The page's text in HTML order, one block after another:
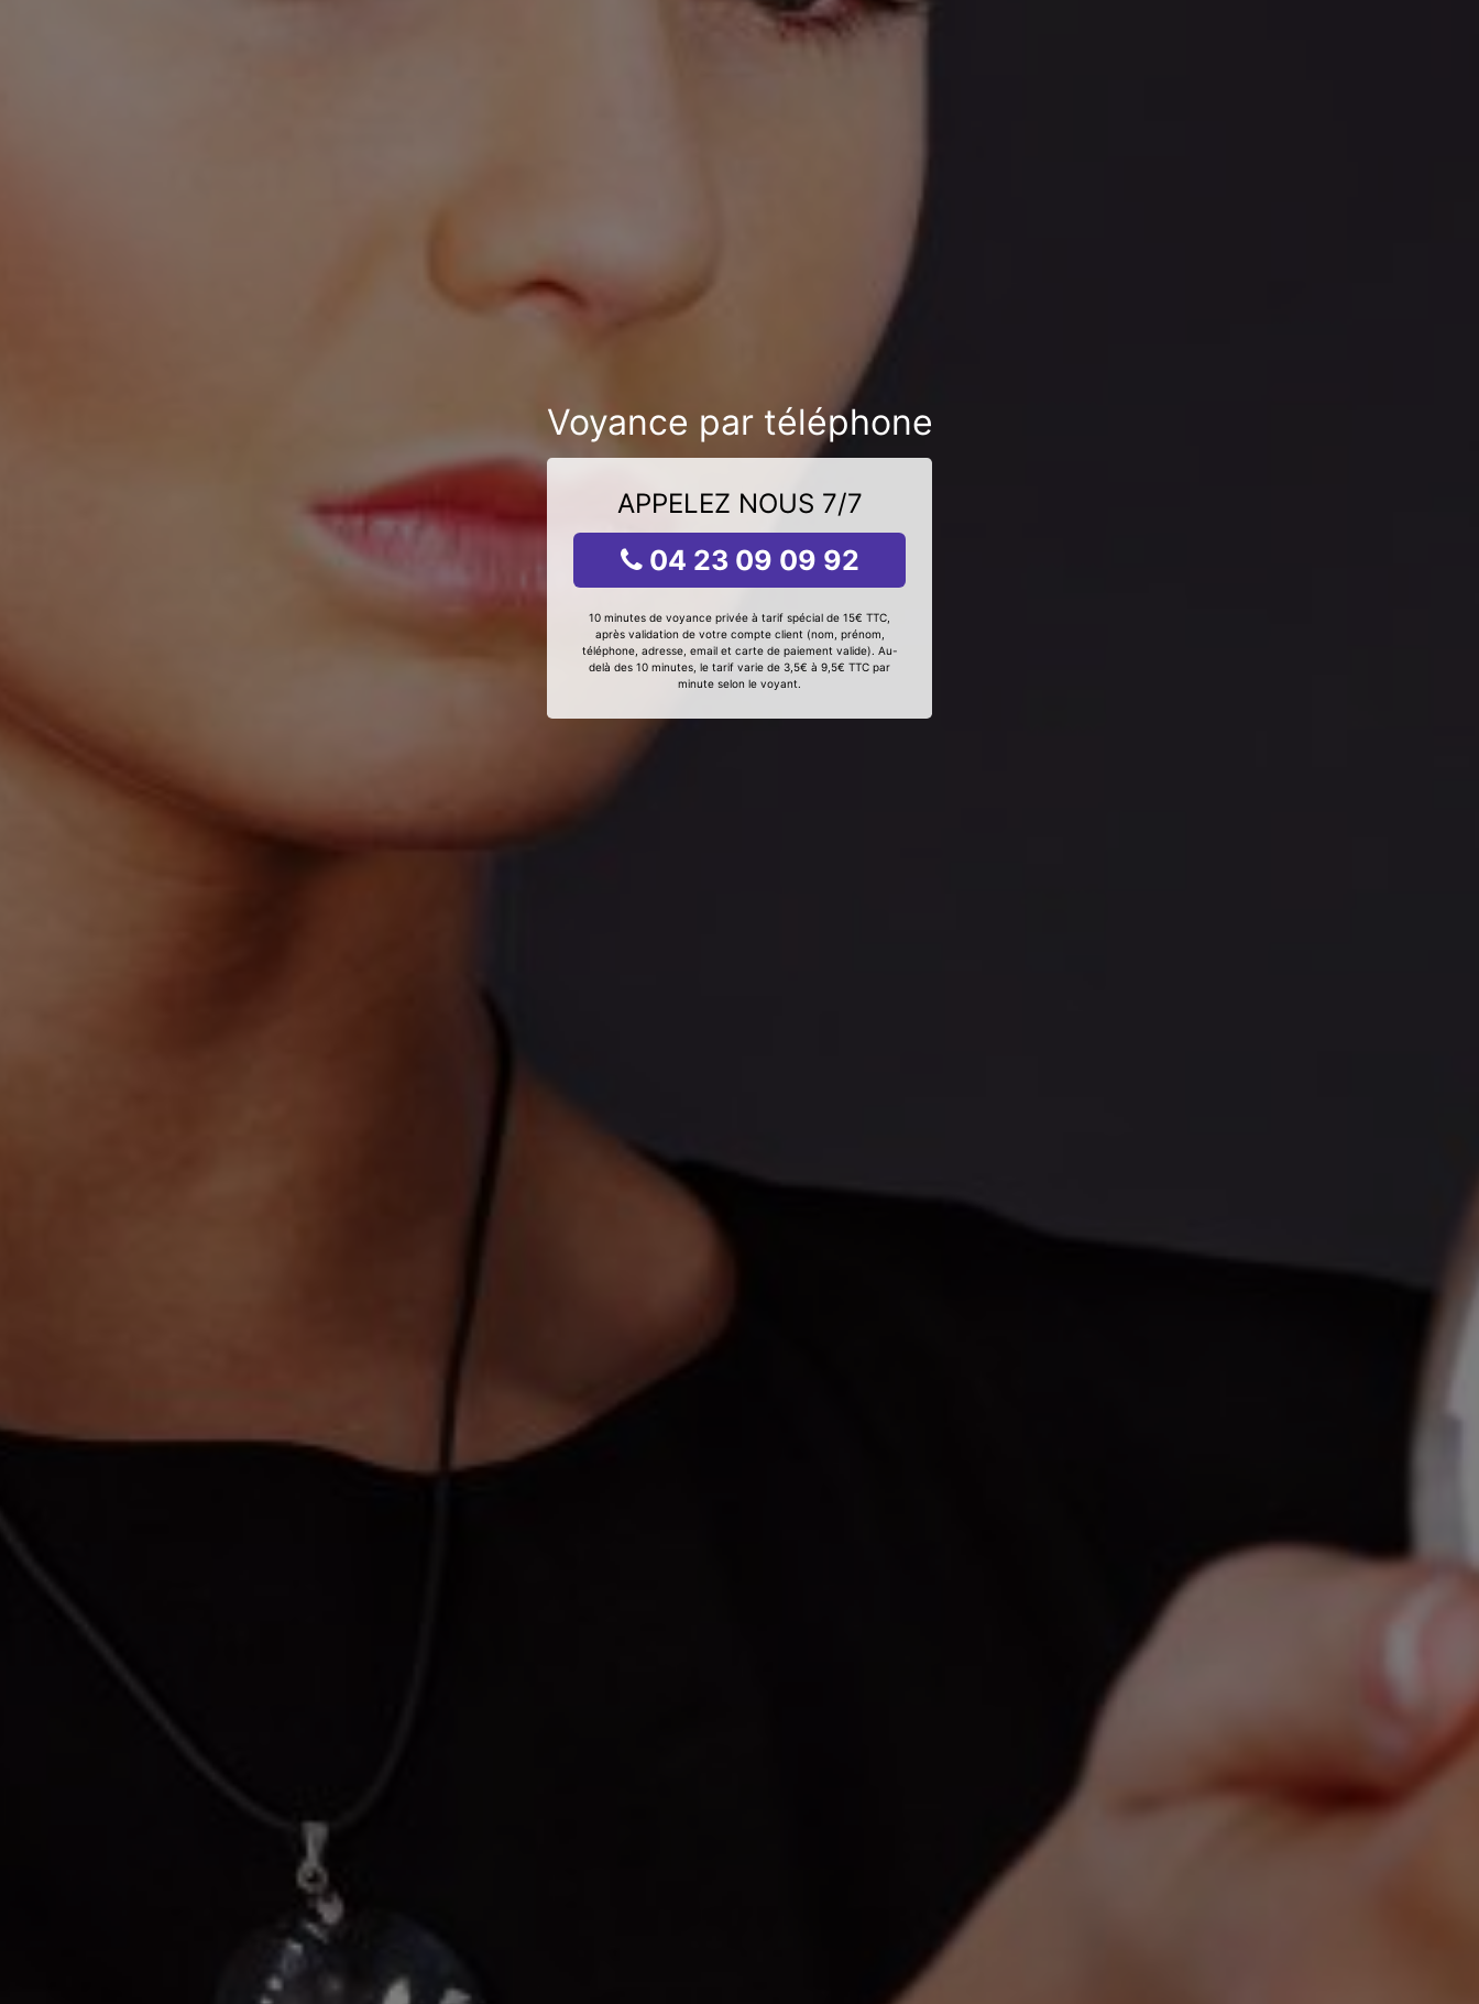
Voyance par téléphone
APPELEZ NOUS 7/7
04 23 09 09 92
10 minutes de voyance privée à tarif spécial de 15€ TTC,
après validation de votre compte client (nom, prénom,
téléphone, adresse, email et carte de paiement valide). Au-
delà des 10 minutes, le tarif varie de 3,5€ à 9,5€ TTC par
minute selon le voyant.